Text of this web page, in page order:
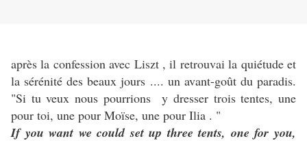
après la confession avec Liszt , il retrouvai la quiétude et
la sérénité des beaux jours .... un avant-goût du paradis.
"Si tu veux nous pourrions y dresser trois tentes, une
pour toi, une pour Moïse, une pour Ilia . "
If you want we could set up three tents, one for you,